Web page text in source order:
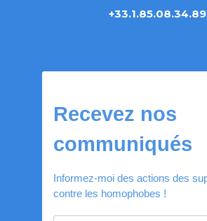
+33.1.85.08.34.89